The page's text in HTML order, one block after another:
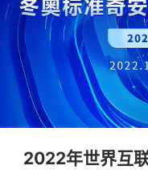
2022年世界互